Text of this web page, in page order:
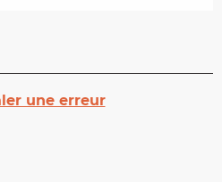
une erreur